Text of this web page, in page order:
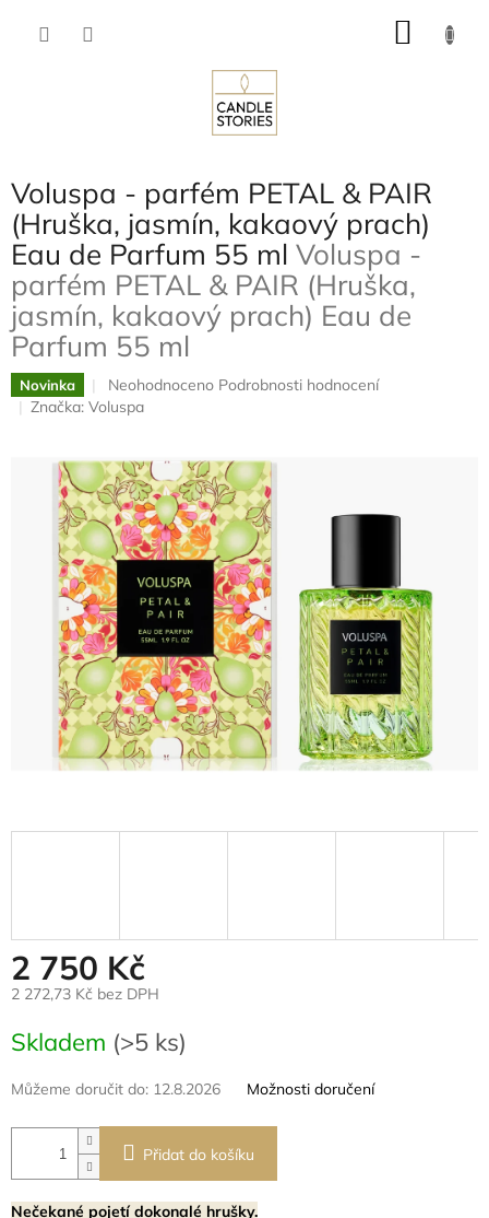
Voluspa - parfém PETAL & PAIR
(Hruška, jasmín, kakaový prach)
Eau de Parfum 55 ml Voluspa -
parfém PETAL & PAIR (Hruška,
jasmín, kakaový prach) Eau de
Parfum 55 ml
Novinka
Průměrné
hodnocení
0,0
z
5
hvězdiček.
Neohodnoceno Podrobnosti hodnocení
Značka: Voluspa
2 750 Kč
2 272,73 Kč bez DPH
cena:
Skladem (>5 ks)
Můžeme doručit do: 12.8.2026 Možnosti doručení
Přidat do košíku
Nečekané pojetí dokonalé hrušky.